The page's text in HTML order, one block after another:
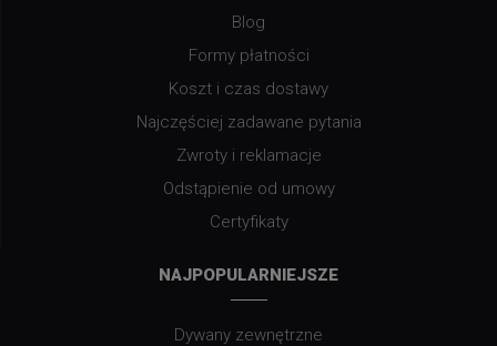
Blog
Formy płatności
Koszt i czas dostawy
Najczęściej zadawane pytania
Zwroty i reklamacje
Odstąpienie od umowy
Certyfikaty
NAJPOPULARNIEJSZE
Dywany zewnętrzne